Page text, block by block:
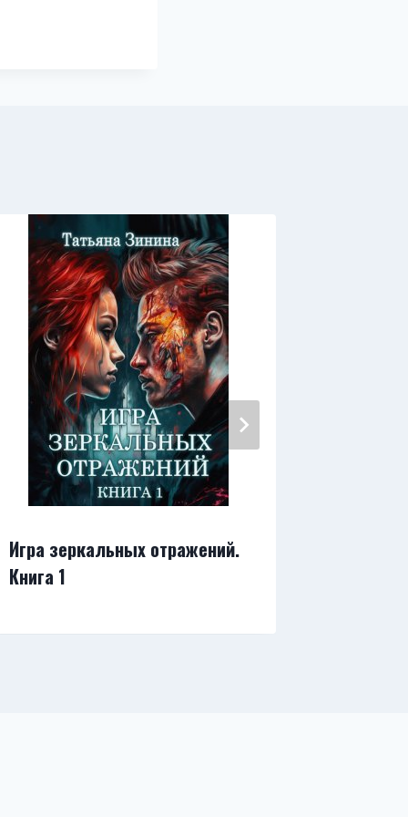
Игра зеркальных отражений.
Книга 1